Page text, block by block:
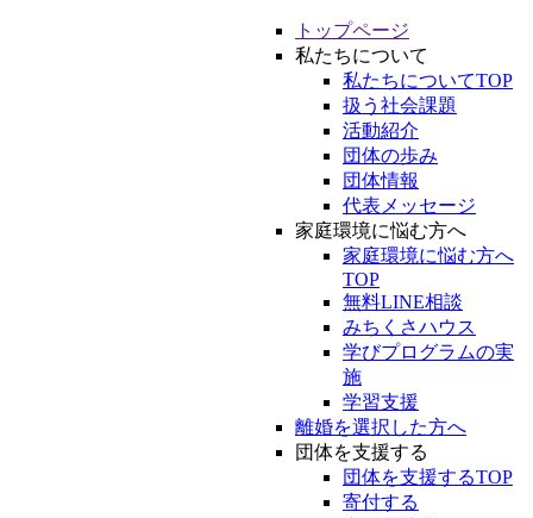
トップページ
私たちについて
私たちについてTOP
扱う社会課題
活動紹介
団体の歩み
団体情報
代表メッセージ
家庭環境に悩む方へ
家庭環境に悩む方へ
TOP
無料LINE相談
みちくさハウス
学びプログラムの実
施
学習支援
離婚を選択した方へ
団体を支援する
団体を支援するTOP
寄付する